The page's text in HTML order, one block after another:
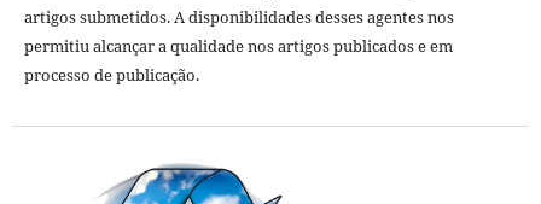
artigos submetidos. A disponibilidades desses agentes nos
permitiu alcançar a qualidade nos artigos publicados e em
processo de publicação.